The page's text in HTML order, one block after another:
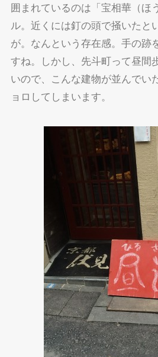
囲まれているのは「宝相華（ほ
ル。近くには釘の頭で掻いたと
が。なんという存在感。手の跡
すね。しかし、先斗町って昼間
いので、こんな建物が並んでい
ョロしてしまいます。